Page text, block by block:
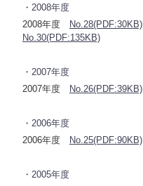
・2008年度
2008年度
No.28(PDF:30KB)
No.30(PDF:135KB)
・2007年度
2007年度
No.26(PDF:39KB)
・2006年度
2006年度
No.25(PDF:90KB)
・2005年度